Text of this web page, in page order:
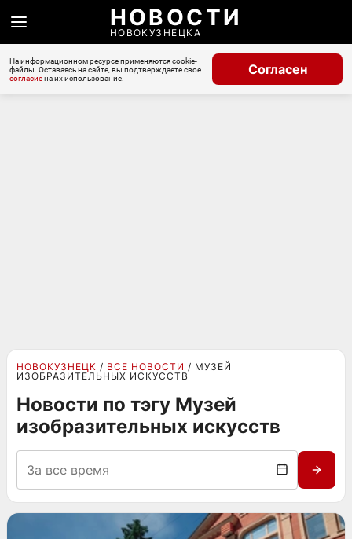
НОВОСТИ
НОВОКУЗНЕЦКА
На информационном ресурсе применяются cookie-
файлы. Оставаясь на сайте, вы подтверждаете свое
согласиена их использование.
Согласен
НОВОКУЗНЕЦК ВСЕ НОВОСТИ
МУЗЕЙ
ИЗОБРАЗИТЕЛЬНЫХ ИСКУССТВ
Новости по тэгу Музей
изобразительных искусств